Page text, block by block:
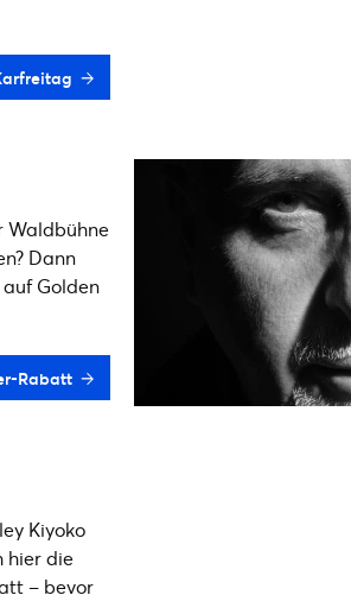
Waldbühne
Dann
Golden
Rabatt
Kiyoko
hier die
– bevor